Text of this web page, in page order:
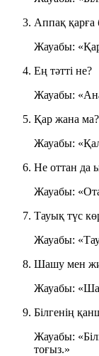
Аппақ қарға
Жауабы:
Ең тәтті не?
Жауабы:
Қар жана ма?
Жауабы:
Не оттан да
Жауабы:
Тауық түс
Жауабы:
Шашу мен
Жауабы:
Білгенің
Жауабы:
тоғыз.»